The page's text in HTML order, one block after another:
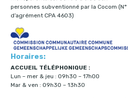
personnes subventionné par la Cocom (N°
d’agrément CPA 4603)
Horaires:
ACCUEIL TÉLÉPHONIQUE :
Lun – mer & jeu : 09h30 – 17h00
Mar & ven : 09h30 – 13h30